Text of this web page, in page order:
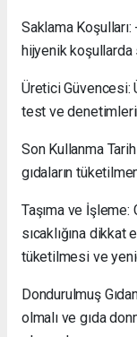
Saklama
hijyenik koşullarda
Üretici Güvencesi:
test ve
Son Kullanma
gıdaların
Taşıma ve İşleme:
sıcaklığına
tüketilmesi ve
Dondurulmuş
olmalı ve gıda